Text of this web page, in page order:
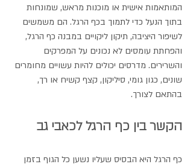
המותאמות אישית או מוכנות מראש, שמונחות
בתוך הנעל כדי לתמוך בכף הרגל. הם משמשים
לשיפור היציבה, תיקון ליקויים במבנה כף הרגל,
והפחתת עומסים לא נכונים על המפרקים
והשרירים. מדרסים יכולים להיות עשויים מחומרים
שונים, כגון גומי, סיליקון, קצף קשיח או רך,
בהתאם לצורך.
הקשר בין כף הרגל לכאבי גב
כף הרגל היא הבסיס שעליו נשען כל הגוף בזמן